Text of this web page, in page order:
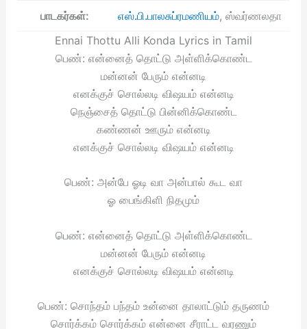
பாடகர்கள்: எஸ்.பி.பாலசுப்ரமணியம், ஸ்வர்ணலதா
Ennai Thottu Alli Konda Lyrics in Tamil
பெண்: என்னைத் தொட்டு அள்ளிக்கொண்ட
மன்னன் பேரும் என்னடி
எனக்குச் சொல்லடி விஷயம் என்னடி
நெஞ்சைத் தொட்டு பின்னிக்கொண்ட
கண்ணன் ஊரும் என்னடி
எனக்குச் சொல்லடி விஷயம் என்னடி
பெண்: அன்பே ஓடி வா அன்பால் கூட வா
ஓ பைங்கிளி நிதமும்
பெண்: என்னைத் தொட்டு அள்ளிக்கொண்ட
மன்னன் பேரும் என்னடி
எனக்குச் சொல்லடி விஷயம் என்னடி
பெண்: சொந்தம் பந்தம் உன்னை தாலாட்டும் தருணம்
சொர்க்கம் சொர்க்கம் என்னை சீராட்ட வரணும்